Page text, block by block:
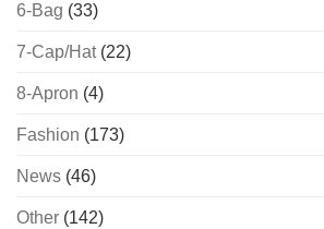
6-Bag (33)
7-Cap/Hat(22)
8-Apron (4)
Fashion (173)
News (46)
Other (142)